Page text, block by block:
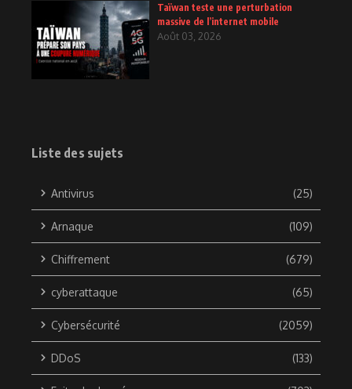
Taïwan teste une perturbation
massive de l’internet mobile
Août 03, 2026
Liste des sujets
Antivirus (25)
Arnaque (109)
Chiffrement (679)
cyberattaque (65)
Cybersécurité (2059)
DDoS (133)